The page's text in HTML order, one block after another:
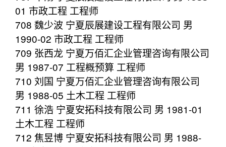
01 市政工程 工程师
708 魏少波 宁夏辰展建设工程有限公司 男
1990-02 市政工程 工程师
709 张西龙 宁夏万佰汇企业管理咨询有限公司
男 1987-07 工程概预算 工程师
710 刘国 宁夏万佰汇企业管理咨询有限公司
男 1988-05 土木工程 工程师
711 徐浩 宁夏安拓科技有限公司 男 1981-01
土木工程 工程师
712 焦昱博 宁夏安拓科技有限公司 男 1988-